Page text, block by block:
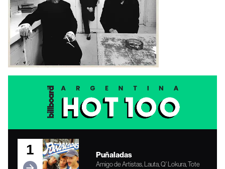
1 Puñaladas
Amigo de Artistas, Lauta, Q' Lokura, Tote